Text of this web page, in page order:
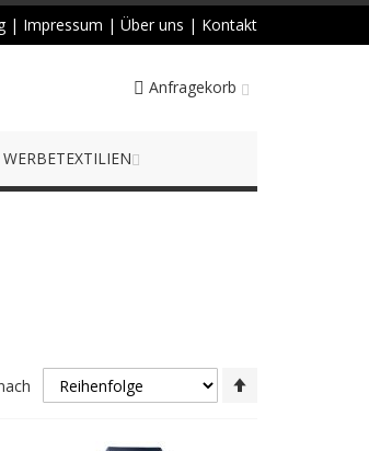
| Impressum | Über uns | Kontakt
Anfragekorb
WERBETEXTILIEN